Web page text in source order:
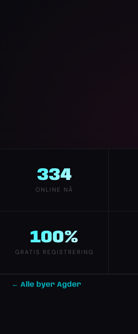
334
ONLINE NÅ
100%
GRATIS REGISTRERING
← Alle byer Agder